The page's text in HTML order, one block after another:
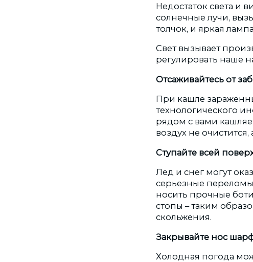
Недостаток света и
солнечные лучи,
толчок, и яркая
Свет вызывает
регулировать наше
Отсаживайтесь от
При кашле
технологического
рядом с вами
воздух не
Ступайте всей
Лед и снег могут
серьезные переломы
носить прочные
стопы – таким
скольжения.
Закрывайте нос
Холодная погода